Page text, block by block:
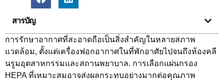
สารบัญ
การรักษาอากาศที่สะอาดถือเป็นสิ่งสำคัญในหลายสภาพ
แวดล้อม, ตั้งแต่เครื่องฟอกอากาศในที่พักอาศัยไปจนถึงห้องคลี
นรูมอุตสาหกรรมและสถานพยาบาล. การเลือกแผ่นกรอง
HEPA ที่เหมาะสมอาจส่งผลกระทบอย่างมากต่อคุณภาพ